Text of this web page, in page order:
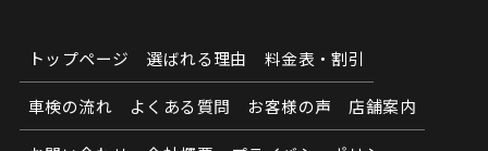
トップページ 選ばれる理由 料金表・割引
車検の流れ よくある質問 お客様の声 店舗案内